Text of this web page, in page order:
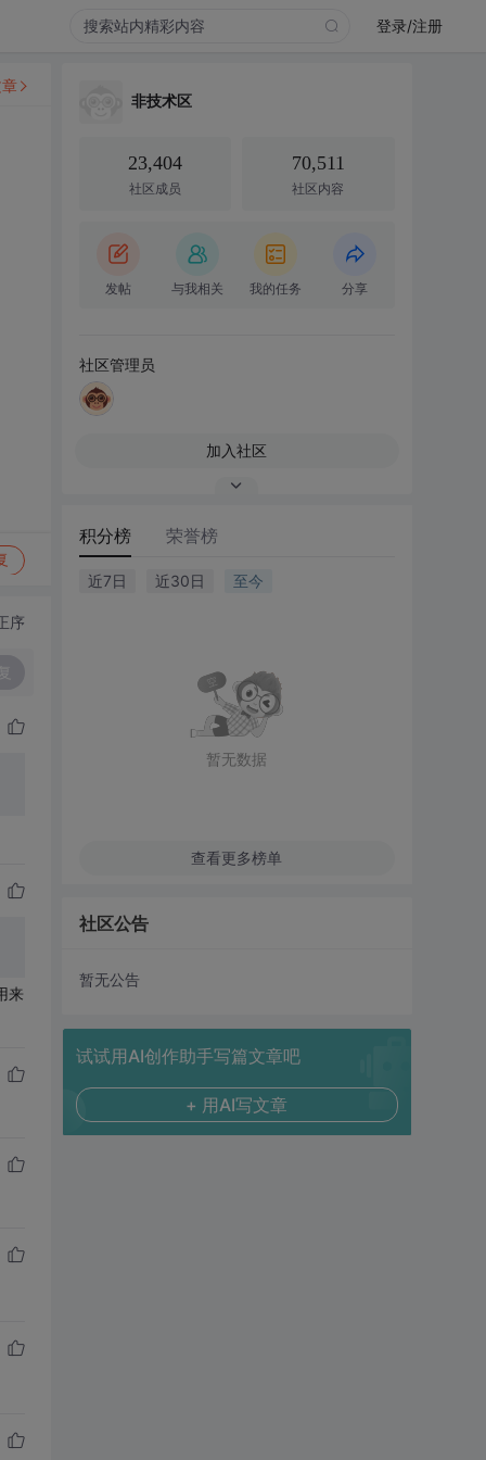
登录/注册
序
来
非技术区
23,404
社区成员
70,511
社区内容
发帖 与我相关 我的任务 分享
社区管理员
加入社区
积分榜 荣誉榜
近7日 近30日 至今
暂无数据
查看更多榜单
社区公告
暂无公告
试试用AI创作助手写篇文章吧
+ 用AI写文章